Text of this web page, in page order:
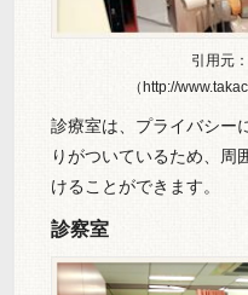
引用元
（http://
診療室は、プライバシー
りがついているため、周
けることができます。
診察室